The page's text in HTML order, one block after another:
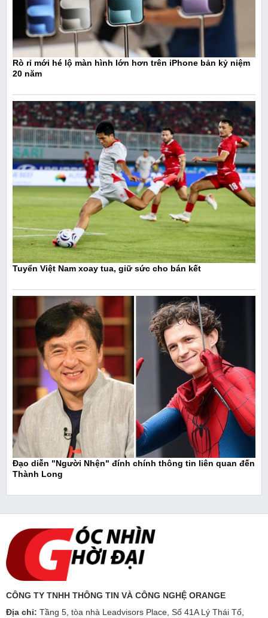
Rò rỉ mới hé lộ màn hình lớn hơn trên iPhone bản kỷ niệm
20 năm
Tuyển Việt Nam xoay tua, giữ sức cho bán kết
Đạo diễn "Người Nhện" đính chính thông tin liên quan đến
Thành Long
CÔNG TY TNHH THÔNG TIN VÀ CÔNG NGHỆ ORANGE
Địa chỉ: Tầng 5, tòa nhà Leadvisors Place, Số 41A Lý Thái Tổ,